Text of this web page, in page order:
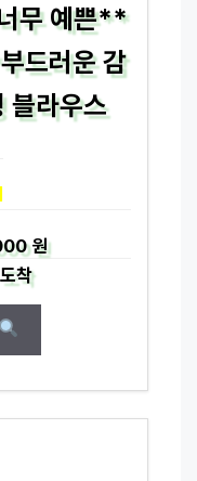
무 예쁜**
드러운 감
블라우스
원
착